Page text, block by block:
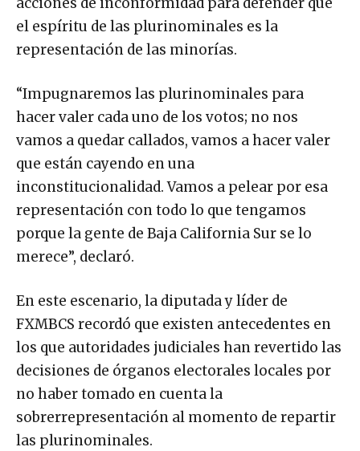
el espíritu de las plurinominales es la
representación de las minorías.
“Impugnaremos las plurinominales para
hacer valer cada uno de los votos; no nos
vamos a quedar callados, vamos a hacer valer
que están cayendo en una
inconstitucionalidad. Vamos a pelear por esa
representación con todo lo que tengamos
porque la gente de Baja California Sur se lo
merece”, declaró.
En este escenario, la diputada y líder de
FXMBCS recordó que existen antecedentes en
los que autoridades judiciales han revertido las
decisiones de órganos electorales locales por
no haber tomado en cuenta la
sobrerrepresentación al momento de repartir
las plurinominales.